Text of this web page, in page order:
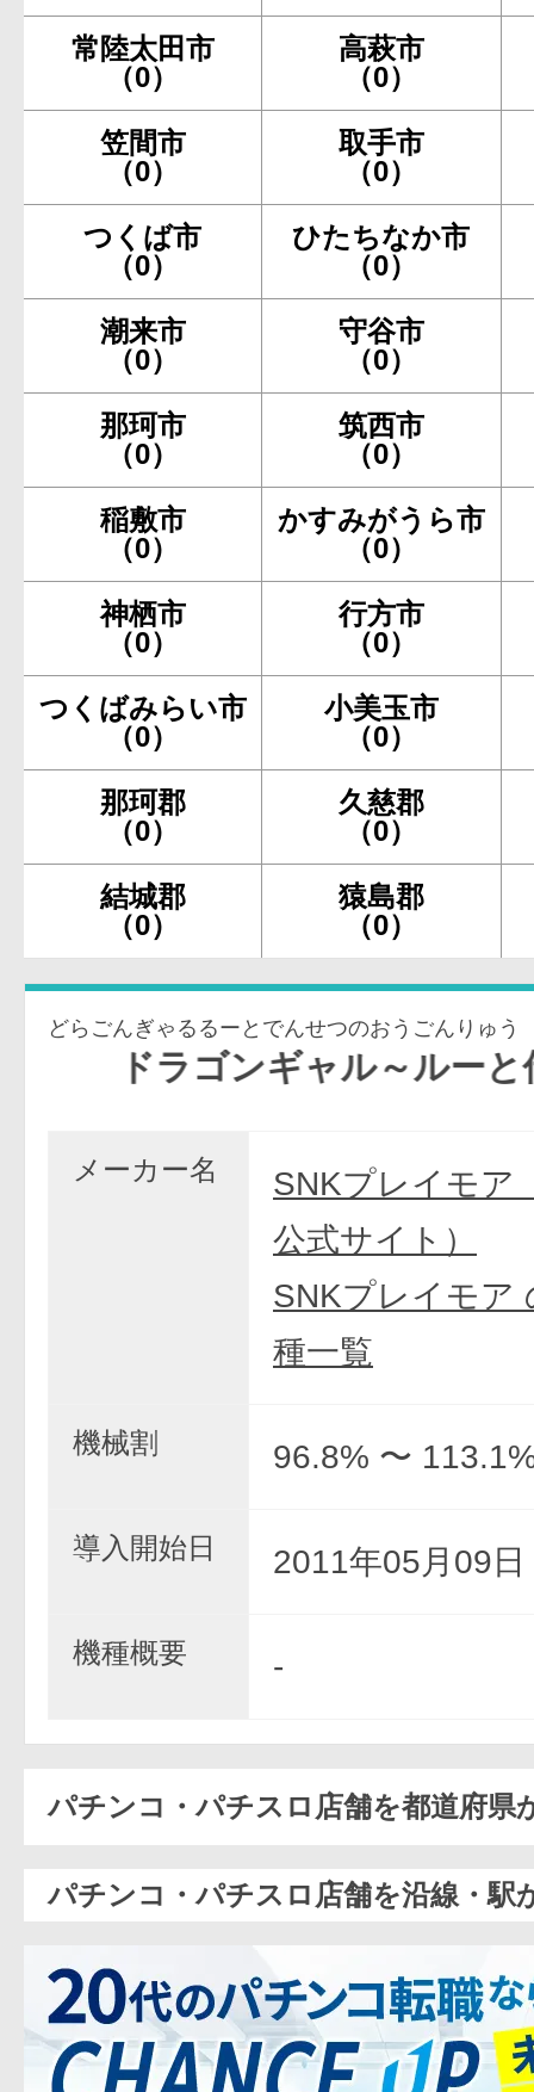
常陸太田市
（0）
高萩市
（0）
笠間市
（0）
取手市
（0）
つくば市
（0）
ひたちなか市
（0）
潮来市
（0）
守谷市
（0）
那珂市
（0）
筑西市
（0）
稲敷市
（0）
かすみがうら市
（0）
神栖市
（0）
行方市
（0）
つくばみらい市
（0）
小美玉市
（0）
那珂郡
（0）
久慈郡
（0）
結城郡
（0）
猿島郡
（0）
どらごんぎゃるるーとでんせつのおうごんりゅう
ドラゴンギャル～ルーと伝説
メーカー名
SNKプレイモア
公式サイト）
SNKプレイモア
種一覧
機械割 96.8% 〜
導入開始日 2011年05月09日
機種概要 -
パチンコ・パチスロ店舗を都道府県
パチンコ・パチスロ店舗を沿線・駅